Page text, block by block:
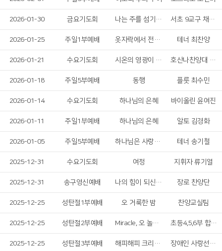
2026-01-30 금요기도회 나는 주를 섬기는 것에 후회가 없습니다 서초 9교구 채홍식 장로 가정
2026-01-25 주일1부예배 옷자락에서 전해지는 사랑 테너 최찬양
2026-01-21 수요기도회 시온의 영광이 빛나는 아침 호산나찬양대 솔리스트
2026-01-18 주일5부예배 동행 플룻 최수민
2026-01-14 수요기도회 하나님의 은혜 바이올린 윤여진
2026-01-11 주일1부예배 하나님의 은혜 알토 김경화
2026-01-05 주일5부예배 하나님은 사랑이시라 테너 송기철
2025-12-31 수요기도회 여정 지휘자 류기열
2025-12-31 송구영신예배 나의 힘이 되신 여호와 장로 찬양단
2025-12-25 성탄절1부예배 오 거룩한 밤 찬양교실팀
2025-12-25 성탄절2부예배 Miracle, 오 놀라운 기적 & 기뻐하라 초등4,5,6부 합창단
2025-12-25 성탄절3부예배 해피해피 크리스마스 장애인 사랑선교회